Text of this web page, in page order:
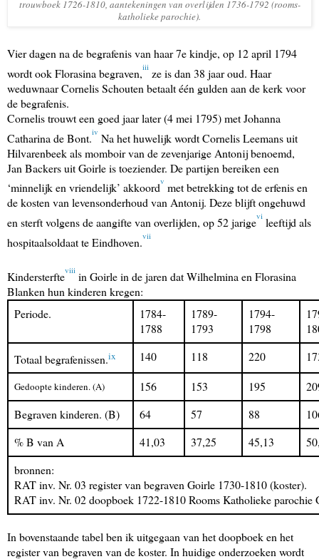
trouwboek 1726-1810, aantekeningen van overlijden 1736-1792 (rooms-
katholieke parochie).
Vier dagen na de begrafenis van haar 7e kindje, op 12 april 1794
wordt ook Florasina begraven,iii ze is dan 38 jaar oud. Haar
weduwnaar Cornelis Schouten betaalt één gulden aan de kerk voor
de begrafenis.
Cornelis trouwt een goed jaar later (4 mei 1795) met Johanna
Catharina de Bont.iv Na het huwelijk wordt Cornelis Leemans uit
Hilvarenbeek als momboir van de zevenjarige Antonij benoemd,
Jan Backers uit Goirle is toeziender. De partijen bereiken een
‘minnelijk en vriendelijk’ akkoordv met betrekking tot de erfenis en
de kosten van levensonderhoud van Antonij. Deze blijft ongehuwd
en sterft volgens de aangifte van overlijden, op 52 jarigevi leeftijd als
hospitaalsoldaat te Eindhoven.vii
Kindersterfteviii in Goirle in de jaren dat Wilhelmina en Florasina
Blanken hun kinderen kregen:
Periode.
1784-
1788
1789-
1793
1794-
1798
Totaal begrafenissen.ix 140 118 220
Gedoopte kinderen. (A) 156 153 195
Begraven kinderen. (B)
64 57 88
% B van A
41,03 37,25 45,13
bronnen:
RAT inv. Nr. 03 register van begraven Goirle 1730-1810 (koster).
RAT inv. Nr. 02 doopboek 1722-1810 Rooms Katholieke parochie
In bovenstaande tabel ben ik uitgegaan van het doopboek en het
register van begraven van de koster. In huidige onderzoeken wordt